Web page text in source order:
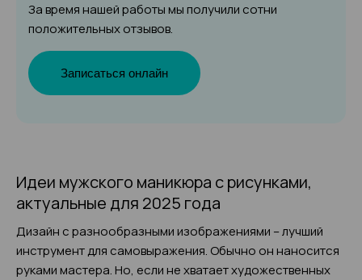
За время нашей работы мы получили сотни
положительных отзывов.
Записаться онлайн
Идеи мужского маникюра с рисунками,
актуальные для 2025 года
Дизайн с разнообразными изображениями – лучший
инструмент для самовыражения. Обычно он наносится
руками мастера. Но, если не хватает художественных